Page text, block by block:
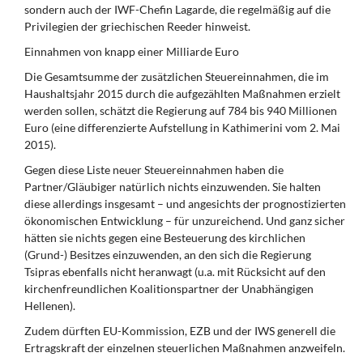
sondern auch der IWF-Chefin Lagarde, die regelmäßig auf die
Privilegien der griechischen Reeder hinweist.
Einnahmen von knapp einer Milliarde Euro
Die Gesamtsumme der zusätzlichen Steuereinnahmen, die im
Haushaltsjahr 2015 durch die aufgezählten Maßnahmen erzielt
werden sollen, schätzt die Regierung auf 784 bis 940 Millionen
Euro (eine differenzierte Aufstellung in Kathimerini vom 2. Mai
2015).
Gegen diese Liste neuer Steuereinnahmen haben die
Partner/Gläubiger natürlich nichts einzuwenden. Sie halten
diese allerdings insgesamt – und angesichts der prognostizierten
ökonomischen Entwicklung – für unzureichend. Und ganz sicher
hätten sie nichts gegen eine Besteuerung des kirchlichen
(Grund-) Besitzes einzuwenden, an den sich die Regierung
Tsipras ebenfalls nicht heranwagt (u.a. mit Rücksicht auf den
kirchenfreundlichen Koalitionspartner der Unabhängigen
Hellenen).
Zudem dürften EU-Kommission, EZB und der IWS generell die
Ertragskraft der einzelnen steuerlichen Maßnahmen anzweifeln.